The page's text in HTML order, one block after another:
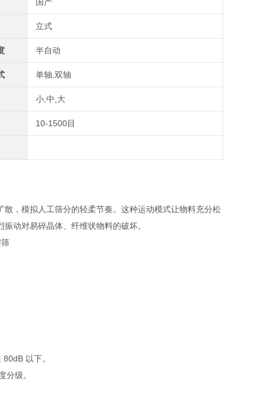
立式
半自动
单轴,双轴
小,中,大
10-1500目
，模拟人工筛分的轻柔节奏。这种运动模式让物料充分松
动对易碎晶体、纤维状物料的破坏。
以下。
分级。